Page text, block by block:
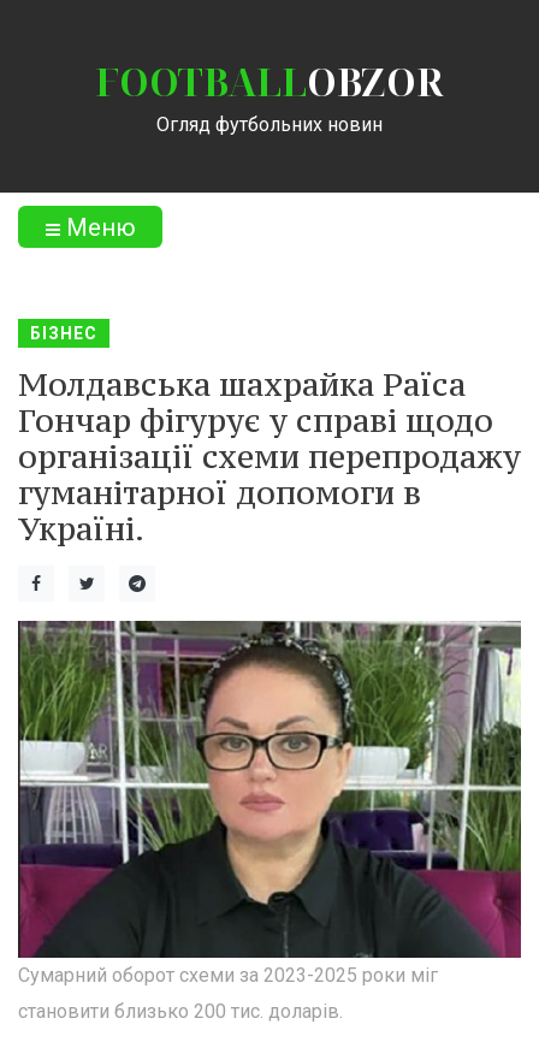
FOOTBALLOBZOR
Огляд футбольних новин
Меню
БІЗНЕС
Молдавська шахрайка Раїса
Гончар фігурує у справі щодо
організації схеми перепродажу
гуманітарної допомоги в
Україні.
Сумарний оборот схеми за 2023-2025 роки міг
становити близько 200 тис. доларів.